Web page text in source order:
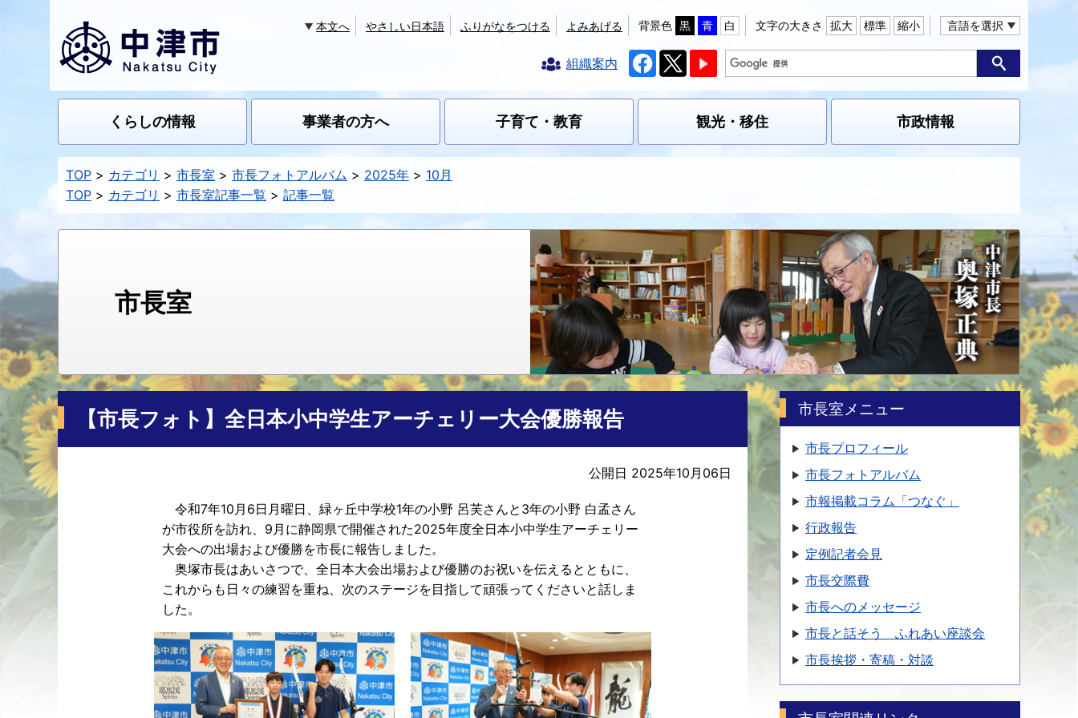
本文へ やさしい日本語 ふりがなをつける よみあげる 背景色 黒 青 白 文字の大きさ 拡大 標準 縮小 言語を選択
組織案内
くらしの情報 事業者の方へ 子育て・教育 観光・移住 市政情報
TOP カテゴリ 市長室 市長フォトアルバム 2025年
10月
TOP
カテゴリ 市長室記事一覧 記事一覧
市長室
【市長フォト】全日本小中学生アーチェリー大会優勝報告
公開日 2025年10月06日
令和7年10月6日月曜日、緑ヶ丘中学校1年の小野 呂芙さんと3年の小野 白孟さん
が市役所を訪れ、9月に静岡県で開催された2025年度全日本小中学生アーチェリー
大会への出場および優勝を市長に報告しました。
奥塚市長はあいさつで、全日本大会出場および優勝のお祝いを伝えるとともに、
これからも日々の練習を重ね、次のステージを目指して頑張ってくださいと話しま
した。
市長室メニュー
市長プロフィール
市長フォトアルバム
市報掲載コラム「つなぐ」
行政報告
定例記者会見
市長交際費
市長へのメッセージ
市長と話そう ふれあい座談会
市長挨拶・寄稿・対談